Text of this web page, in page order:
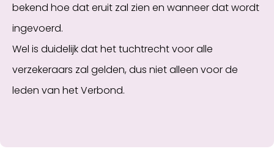
bekend hoe dat eruit zal zien en wanneer dat wordt
ingevoerd.
Wel is duidelijk dat het tuchtrecht voor alle
verzekeraars zal gelden, dus niet alleen voor de
leden van het Verbond.